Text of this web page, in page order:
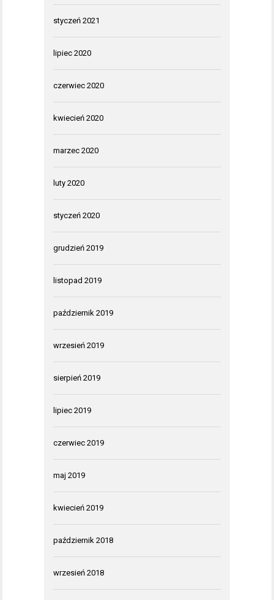
styczeń 2021
lipiec 2020
czerwiec 2020
kwiecień 2020
marzec 2020
luty 2020
styczeń 2020
grudzień 2019
listopad 2019
październik 2019
wrzesień 2019
sierpień 2019
lipiec 2019
czerwiec 2019
maj 2019
kwiecień 2019
październik 2018
wrzesień 2018